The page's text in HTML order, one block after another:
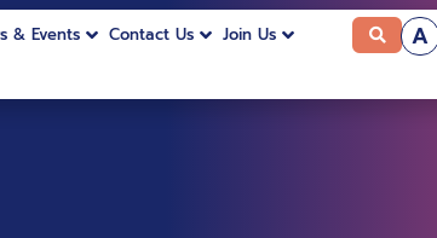
& Events Contact Us Join Us A